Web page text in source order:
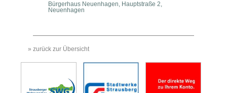
Bürgerhaus Neuenhagen, Hauptstraße 2,
Neuenhagen
» zurück zur Übersicht